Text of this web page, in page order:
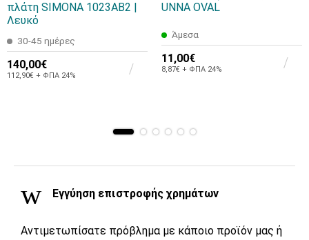
πλάτη SIMONA 1023ΑΒ2 |
Λευκό
30-45 ημέρες
140,00€
112,90€ + ΦΠΑ 24%
UNNA OVAL
Άμεσα
11,00€
8,87€ + ΦΠΑ 24%
Εγγύηση επιστροφής χρημάτων
Αντιμετωπίσατε πρόβλημα με κάποιο προϊόν μας ή